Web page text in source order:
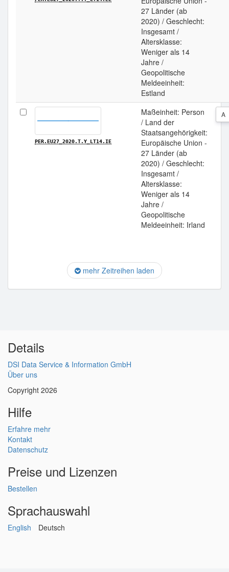
27 Länder (ab
2020) / Geschlecht:
Insgesamt /
Altersklasse:
Weniger als 14
Jahre /
Geopolitische
Meldeeinheit:
Estland
PER.EU27_2020.T.Y_LT14.IE
Maßeinheit: Person
/ Land der
Staatsangehörigkeit:
Europäische Union -
27 Länder (ab
2020) / Geschlecht:
Insgesamt /
Altersklasse:
Weniger als 14
Jahre /
Geopolitische
Meldeeinheit: Irland
A
mehr Zeitreihen laden
Details
DSI Data Service & Information GmbH
Über uns
Copyright 2026
Hilfe
Erfahre mehr
Kontakt
Datenschutz
Preise und Lizenzen
Bestellen
Sprachauswahl
English Deutsch